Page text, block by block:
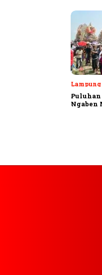
Puluhan
Ngaben